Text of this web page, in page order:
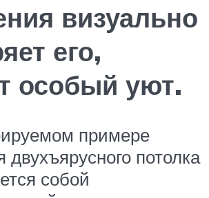
визуально
его,
особый уют.
примере
двухъярусного потолка
собой